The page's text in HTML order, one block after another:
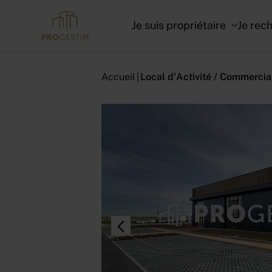
Je suis propriétaire Je
Accueil Local d'Activité /